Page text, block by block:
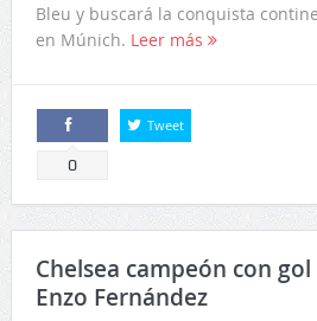
Bleu y buscará la conquista
en Múnich. Leer más
Comparte
0
Tweet
Chelsea campeón con
Enzo Fernández